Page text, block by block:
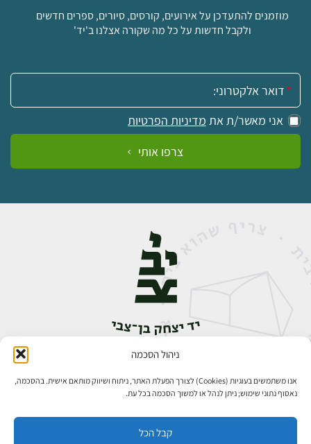
ניהול הסכמה
אנו משתמשים בעוגיות (Cookies) לצורך הפעלת האתר, ניתוח ושיווק מותאם אישית. בהסכמה,
נאסוף נתוני שימוש; ניתן לנהל או למשוך הסכמה בכל עת.
קבל הכל
מוזמנים להתעדכן על אירועים, קורסים, סיורים, ספרים חדשים
ולקבל חדשות על כל מה שקורה אצלנו ב'יד'
אימייל:
אני מאשר/ת את מדיניות הפרטיות
צרפו אותי
אבן גבירול 14, רחביה, ירושלים